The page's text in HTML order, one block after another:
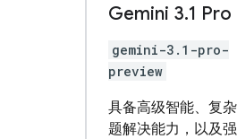
Gemini 3.1 Pro
gemini-3.1-pro-
preview
具备高级智能、复
题解决能力，以及